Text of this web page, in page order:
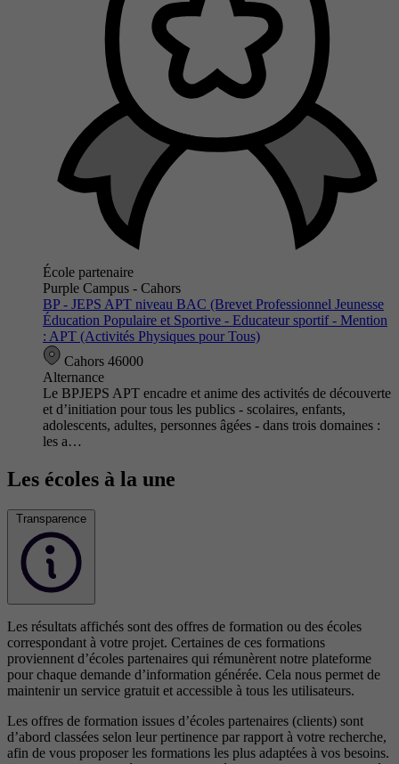
École partenaire
Purple Campus - Cahors
BP - JEPS APT niveau BAC (Brevet Professionnel Jeunesse
Éducation Populaire et Sportive - Educateur sportif - Mention
: APT (Activités Physiques pour Tous)
Cahors 46000
Alternance
Le BPJEPS APT encadre et anime des activités de découverte
et d’initiation pour tous les publics - scolaires, enfants,
adolescents, adultes, personnes âgées - dans trois domaines :
les a…
Les écoles à la une
Transparence
Les résultats affichés sont des offres de formation ou des écoles
correspondant à votre projet. Certaines de ces formations
proviennent d’écoles partenaires qui rémunèrent notre plateforme
pour chaque demande d’information générée. Cela nous permet de
maintenir un service gratuit et accessible à tous les utilisateurs.
Les offres de formation issues d’écoles partenaires (clients) sont
d’abord classées selon leur pertinence par rapport à votre recherche,
afin de vous proposer les formations les plus adaptées à vos besoins.